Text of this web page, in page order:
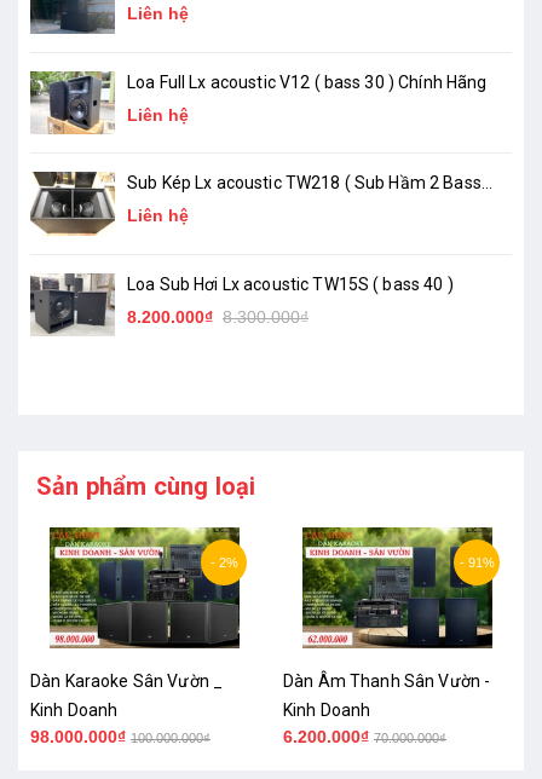
( chính hãng )
Liên hệ
Loa Full Lx acoustic V12 ( bass 30 ) Chính Hãng
Liên hệ
Sub Kép Lx acoustic TW218 ( Sub Hầm 2 Bass
50 )_ Chính Hãng
Liên hệ
Loa Sub Hơi Lx acoustic TW15S ( bass 40 )
8.200.000₫ 8.300.000₫
Sản phẩm cùng loại
- 2%
Dàn Karaoke Sân Vườn _
Kinh Doanh
98.000.000₫ 100.000.000₫
- 91%
Dàn Âm Thanh Sân Vườn -
Kinh Doanh
6.200.000₫ 70.000.000₫